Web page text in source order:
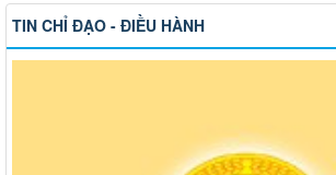
TIN CHỈ ĐẠO - ĐIỀU HÀNH